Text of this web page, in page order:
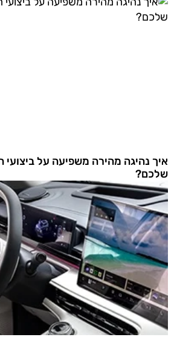
איך נהיגה מהירה משפיעה על
שלכם?